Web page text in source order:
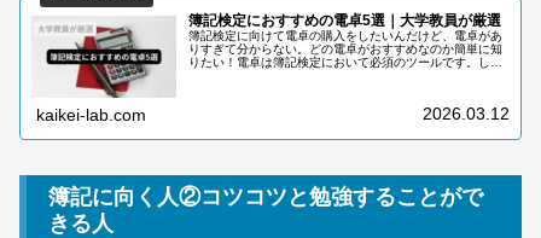
簿記検定におすすめの電卓5選｜大学教員が厳選
簿記検定に向けて電卓の購入をしたいんだけど、電卓があ
りすぎて分からない。どの電卓がおすすめなのか簡単に知
りたい！電卓は簿記検定において必須のツールです。しか
kaikei-lab.com 2026.03.12
簿記に向く人②コツコツと勉強することがで
きる人